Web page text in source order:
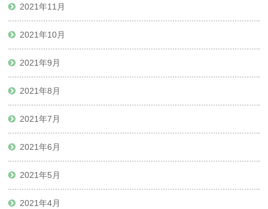
2021年11月
2021年10月
2021年9月
2021年8月
2021年7月
2021年6月
2021年5月
2021年4月